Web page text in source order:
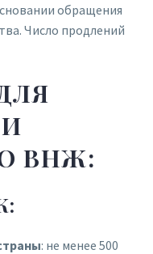
обращения
Число продлений
ВНЖ:
: не менее 500